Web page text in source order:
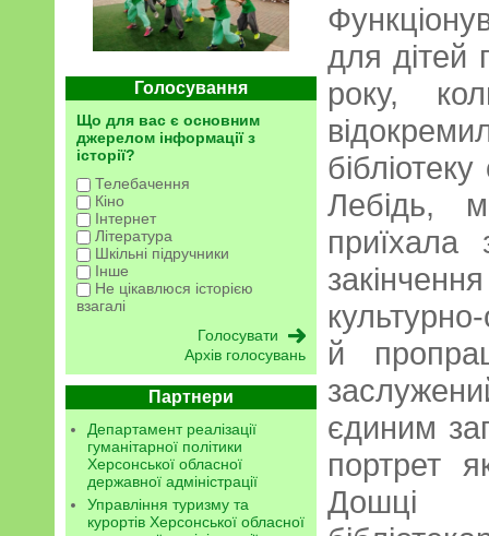
Голосування
Що для вас є основним
джерелом інформації з
історії?
Телебачення
Кіно
Інтернет
Література
Шкільні підручники
Інше
Не цікавлюся історією
взагалі
Архів голосувань
Партнери
Департамент реалізації
гуманітарної політики
Херсонської обласної
державної адміністрації
Управління туризму та
курортів Херсонської обласної
для дітей
року,
Лебідь,
приїхала
й
єдиним
портрет
Дошці